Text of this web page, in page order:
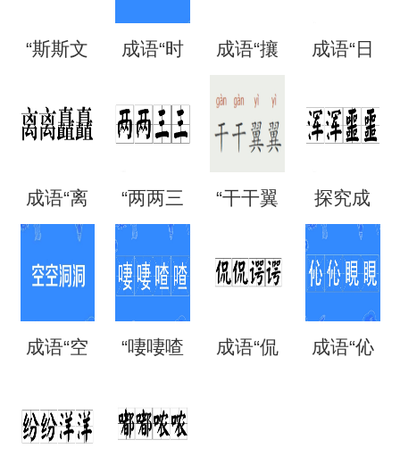
“斯斯文
是什么
成语“时
时刻
么意
思？出
里？
成语“攘
攘熙
熙”的用
法、典
故和出
成语“日
么意
思？
成语“离
读？用
来形容
“两两三
语吗？
是什么
意思？
“干干翼
是什么
探究成
语“混混
含义与
成语“空
洞”是什
“啛啛喳 成语“侃 成语“伈